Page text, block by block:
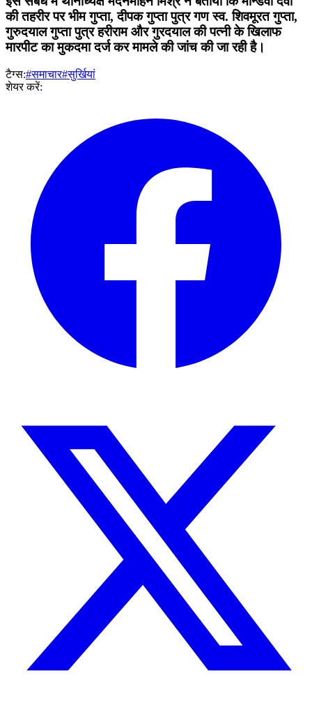
की तहरीर पर भीम गुप्ता, दीपक गुप्ता पुत्र गण स्व. शिवमूरत गुप्ता,
गुरुदयाल गुप्ता पुत्र हरीराम और गुरदयाल की पत्नी के खिलाफ
मारपीट का मुकदमा दर्ज कर मामले की जांच की जा रही है।
टैग्स:#समाचार#सुर्खियां
शेयर करें: